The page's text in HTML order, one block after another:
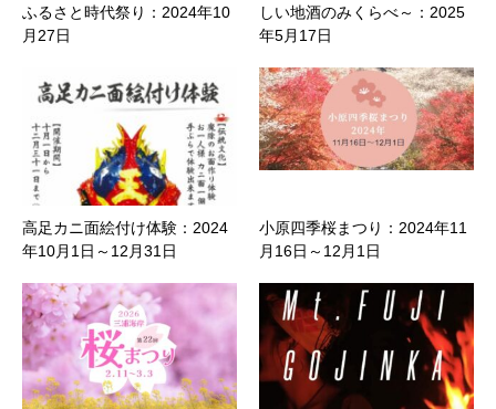
ふるさと時代祭り：2024年10
月27日
しい地酒のみくらべ～：2025
年5月17日
高足カニ面絵付け体験：2024
年10月1日～12月31日
小原四季桜まつり：2024年11
月16日～12月1日